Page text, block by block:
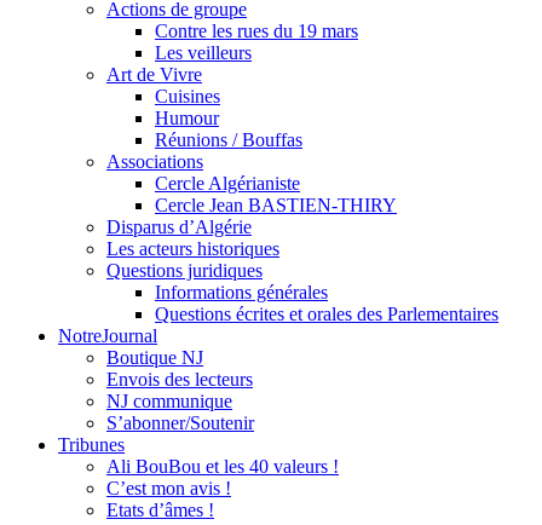
Actions de groupe
Contre les rues du 19 mars
Les veilleurs
Art de Vivre
Cuisines
Humour
Réunions / Bouffas
Associations
Cercle Algérianiste
Cercle Jean BASTIEN-THIRY
Disparus d’Algérie
Les acteurs historiques
Questions juridiques
Informations générales
Questions écrites et orales des Parlementaires
NotreJournal
Boutique NJ
Envois des lecteurs
NJ communique
S’abonner/Soutenir
Tribunes
Ali BouBou et les 40 valeurs !
C’est mon avis !
Etats d’âmes !